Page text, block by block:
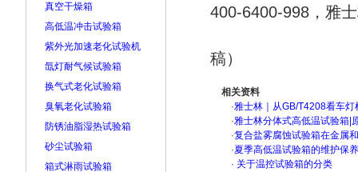
真空干燥箱
高低温冲击试验箱
紫外光加速老化试验机
氙灯耐气候试验箱
换气式老化试验箱
臭氧老化试验箱
防锈油脂湿热试验箱
砂尘试验箱
箱式淋雨试验箱
400-6400-998，雅
稿）
相关资料
·雅士林｜从GB/T4208看车
·雅士林分体式高低温试验箱|
·复合盐雾腐蚀试验箱在金属
·夏季高低温试验箱的维护保
· 关于温控试验箱的分类